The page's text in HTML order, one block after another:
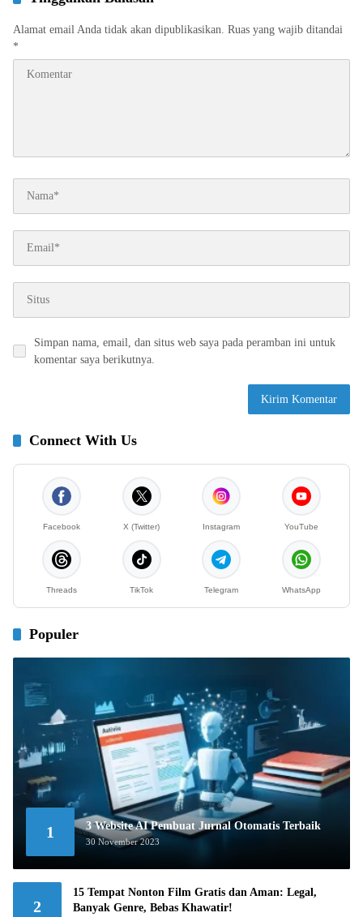
Alamat email Anda tidak akan dipublikasikan. Ruas yang wajib ditandai
*
Simpan nama, email, dan situs web saya pada peramban ini untuk
komentar saya berikutnya.
Connect With Us
Facebook X (Twitter) Instagram YouTube
Threads TikTok Telegram WhatsApp
Populer
1 3 Website AI Pembuat Jurnal Otomatis Terbaik
30 November 2023
2
15 Tempat Nonton Film Gratis dan Aman: Legal,
Banyak Genre, Bebas Khawatir!